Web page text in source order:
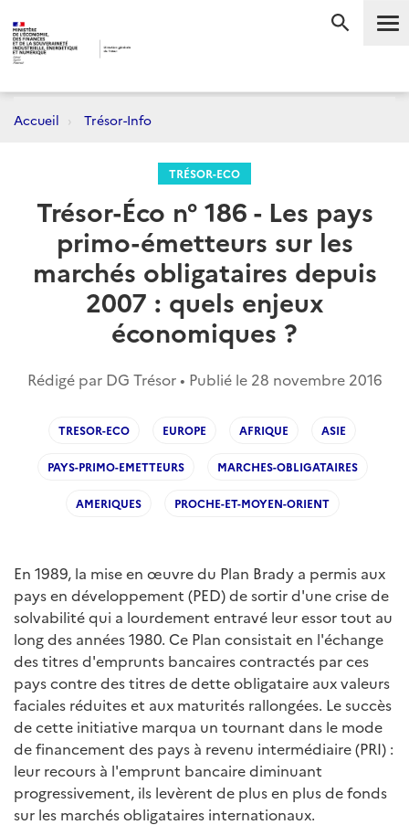
Accueil Trésor-Info
TRÉSOR-ECO
Trésor-Éco n° 186 - Les pays
primo-émetteurs sur les
marchés obligataires depuis
2007 : quels enjeux
économiques ?
Rédigé par DG Trésor • Publié le 28 novembre 2016
TRESOR-ECO EUROPE AFRIQUE ASIE
PAYS-PRIMO-EMETTEURS MARCHES-OBLIGATAIRES
AMERIQUES PROCHE-ET-MOYEN-ORIENT
En 1989, la mise en œuvre du Plan Brady a permis aux
pays en développement (PED) de sortir d'une crise de
solvabilité qui a lourdement entravé leur essor tout au
long des années 1980. Ce Plan consistait en l'échange
des titres d'emprunts bancaires contractés par ces
pays contre des titres de dette obligataire aux valeurs
faciales réduites et aux maturités rallongées. Le succès
de cette initiative marqua un tournant dans le mode
de financement des pays à revenu intermédiaire (PRI) :
leur recours à l'emprunt bancaire diminuant
progressivement, ils levèrent de plus en plus de fonds
sur les marchés obligataires internationaux.